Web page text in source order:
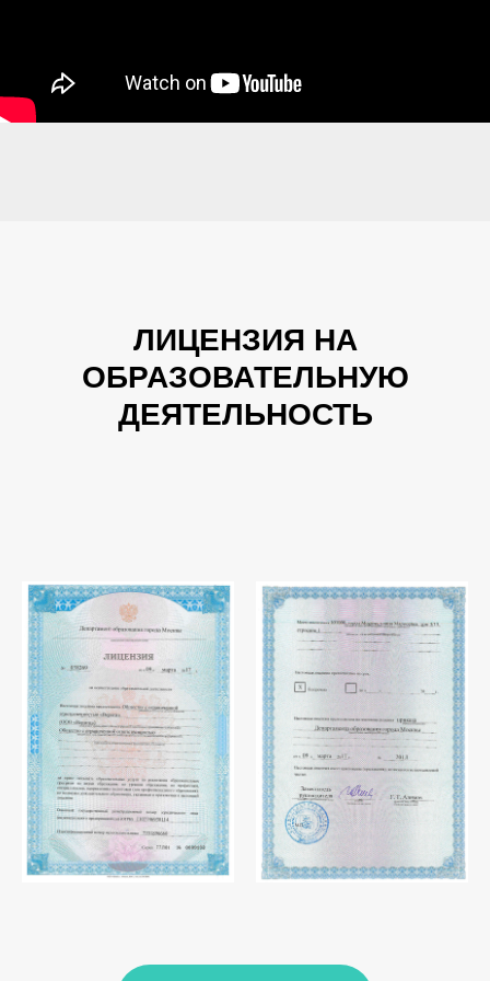
ЛИЦЕНЗИЯ НА
ОБРАЗОВАТЕЛЬНУЮ
ДЕЯТЕЛЬНОСТЬ